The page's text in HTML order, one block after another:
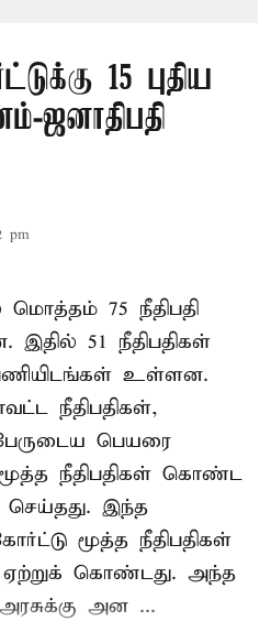
15 புதிய
ஜனாதிபதி
pm
75 நீதிபதி
51 நீதிபதிகள்
உள்ளன.
நீதிபதிகள்,
பெயரை
நீதிபதிகள் கொண்ட
செய்தது. இந்த
மூத்த நீதிபதிகள்
கொண்டது. அந்த
அன ...